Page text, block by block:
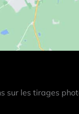
sur les tirages